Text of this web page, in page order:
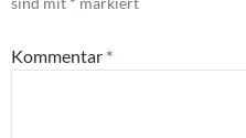
Kommentar *